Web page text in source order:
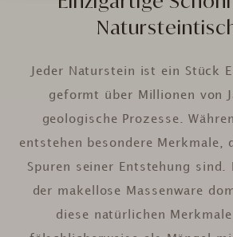
Jeder Naturstein ist ein Stück
geformt über Millionen von
geologische Prozesse.
entstehen besondere Merkmale,
Spuren seiner Entstehung
der makellose Massenware
diese natürlichen Merkmale